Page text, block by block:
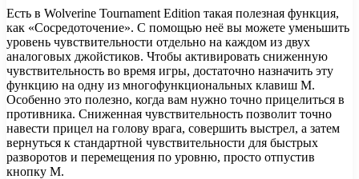
Есть в Wolverine Tournament Edition такая полезная функция,
как «Сосредоточение». С помощью неё вы можете уменьшить
уровень чувствительности отдельно на каждом из двух
аналоговых джойстиков. Чтобы активировать сниженную
чувствительность во время игры, достаточно назначить эту
функцию на одну из многофункциональных клавиш М.
Особенно это полезно, когда вам нужно точно прицелиться в
противника. Сниженная чувствительность позволит точно
навести прицел на голову врага, совершить выстрел, а затем
вернуться к стандартной чувствительности для быстрых
разворотов и перемещения по уровню, просто отпустив
кнопку М.